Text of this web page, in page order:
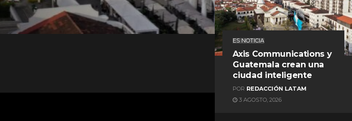
ES NOTICIA
Axis Communications y
Guatemala crean una
ciudad inteligente
POR REDACCIÓN LATAM
3 AGOSTO, 2026